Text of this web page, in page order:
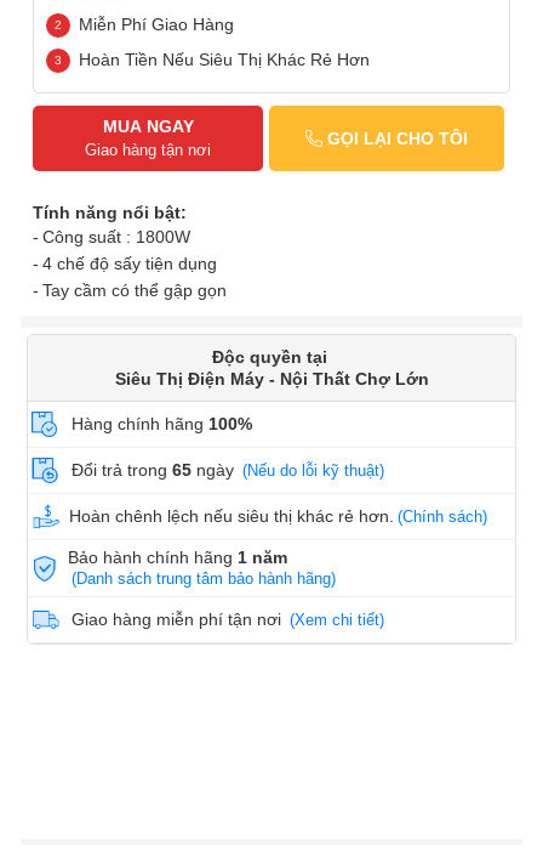
Miễn Phí Giao Hàng
Hoàn Tiền Nếu Siêu Thị Khác Rẻ Hơn
MUA NGAY
Giao hàng tận nơi
GỌI LẠI CHO TÔI
Tính năng nổi bật:
Công suất : 1800W
4 chế độ sấy tiện dụng
Tay cầm có thể gập gọn
Độc quyền tại
Siêu Thị Điện Máy - Nội Thất Chợ Lớn
Hàng chính hãng 100%
Đổi trả trong 65 ngày (Nếu do lỗi kỹ thuật)
Hoàn chênh lệch nếu siêu thị khác rẻ hơn. (Chính sách)
Bảo hành chính hãng 1 năm
(Danh sách trung tâm bảo hành hãng)
Giao hàng miễn phí tận nơi (Xem chi tiết)